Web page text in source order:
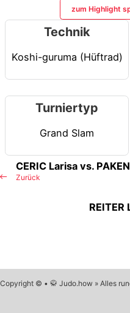
zum Highlight
Technik
Koshi-guruma (Hüftrad)
Turniertyp
Grand Slam
Zurück
CERIC Larisa vs.
Copyright © • 🥋 Judo.how » Alles